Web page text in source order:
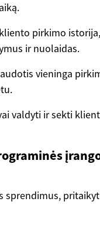
pirkimo istorija,
ir nuolaidas.
vieninga
valdyti ir sekti
sprendimus,